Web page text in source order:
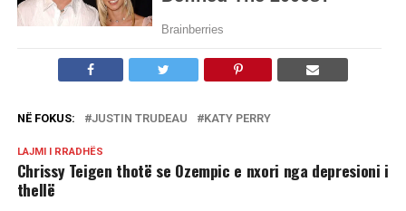
NË FOKUS: JUSTIN TRUDEAU KATY PERRY
LAJMI I RRADHËS
Chrissy Teigen thotë se Ozempic e nxori nga depresioni i
thellë